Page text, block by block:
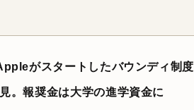
がスタートしたバウンディ制度
。報奨金は大学の進学資金に